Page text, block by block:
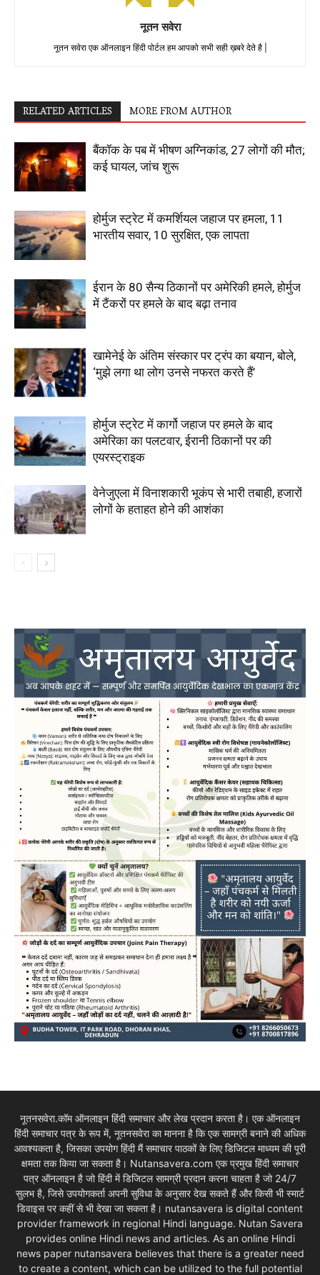
नूतन सवेरा
नूतन सवेरा एक ऑनलाइन हिंदी पोर्टल हम आपको सभी सही ख़बरे देते है |
RELATED ARTICLES MORE FROM AUTHOR
बैंकॉक के पब में भीषण अग्निकांड, 27 लोगों की मौत;
कई घायल, जांच शुरू
होर्मुज स्ट्रेट में कमर्शियल जहाज पर हमला, 11
भारतीय सवार, 10 सुरक्षित, एक लापता
ईरान के 80 सैन्य ठिकानों पर अमेरिकी हमले, होर्मुज
में टैंकरों पर हमले के बाद बढ़ा तनाव
खामेनेई के अंतिम संस्कार पर ट्रंप का बयान, बोले,
‘मुझे लगा था लोग उनसे नफरत करते हैं’
होर्मुज स्ट्रेट में कार्गो जहाज पर हमले के बाद
अमेरिका का पलटवार, ईरानी ठिकानों पर की
एयरस्ट्राइक
वेनेजुएला में विनाशकारी भूकंप से भारी तबाही, हजारों
लोगों के हताहत होने की आशंका
नूतनसवेरा.कॉम ऑनलाइन हिंदी समाचार और लेख प्रदान करता है। एक ऑनलाइन
हिंदी समाचार पत्र के रूप में, नूतनसवेरा का मानना है कि एक सामग्री बनाने की अधिक
आवश्यकता है, जिसका उपयोग हिंदी मैं समाचार पाठकों के लिए डिजिटल माध्यम की पूरी
क्षमता तक किया जा सकता है। Nutansavera.com एक प्रमुख हिंदी समाचार
पत्र ऑनलाइन है जो हिंदी में डिजिटल सामग्री प्रदान करना चाहता है जो 24/7
सुलभ है, जिसे उपयोगकर्ता अपनी सुविधा के अनुसार देख सकते हैं और किसी भी स्मार्ट
डिवाइस पर कहीं से भी देखा जा सकता है। nutansavera is digital content
provider framework in regional Hindi language. Nutan Savera
provides online Hindi news and articles. As an online Hindi
news paper nutansavera believes that there is a greater need
to create a content, which can be utilized to the full potential